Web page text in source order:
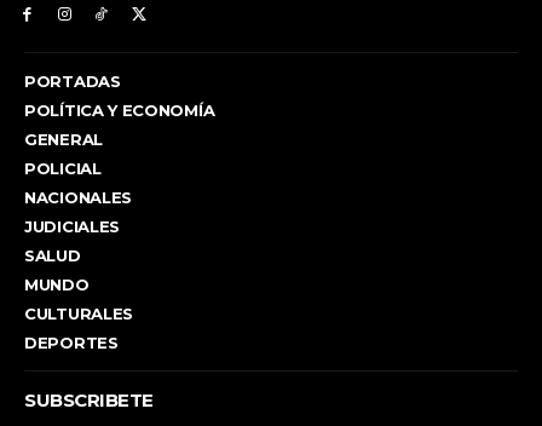
PORTADAS
POLÍTICA Y ECONOMÍA
GENERAL
POLICIAL
NACIONALES
JUDICIALES
SALUD
MUNDO
CULTURALES
DEPORTES
SUBSCRIBETE